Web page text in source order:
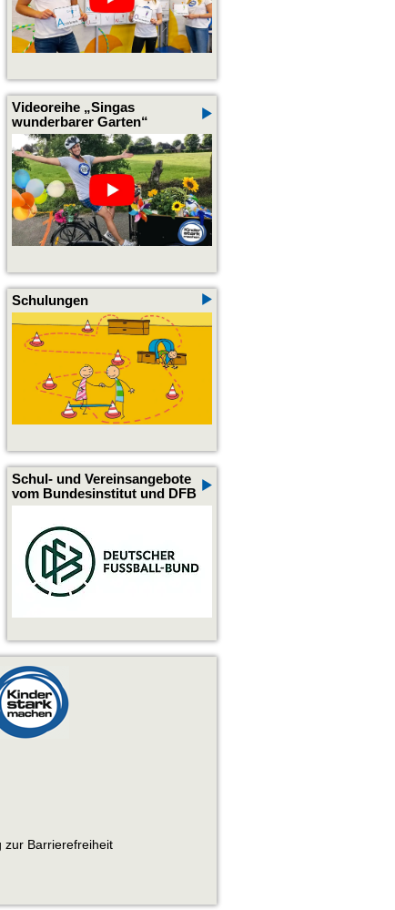
Videoreihe „Singas
wunderbarer Garten“
Schulungen
Schul- und Vereinsangebote
vom Bundesinstitut und DFB
zur Barrierefreiheit